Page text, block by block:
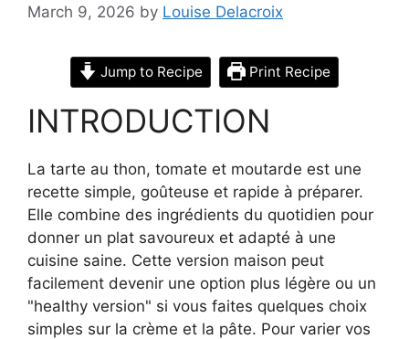
March 9, 2026 by Louise Delacroix
Jump to Recipe Print Recipe
INTRODUCTION
La tarte au thon, tomate et moutarde est une
recette simple, goûteuse et rapide à préparer.
Elle combine des ingrédients du quotidien pour
donner un plat savoureux et adapté à une
cuisine saine. Cette version maison peut
facilement devenir une option plus légère ou un
"healthy version" si vous faites quelques choix
simples sur la crème et la pâte. Pour varier vos